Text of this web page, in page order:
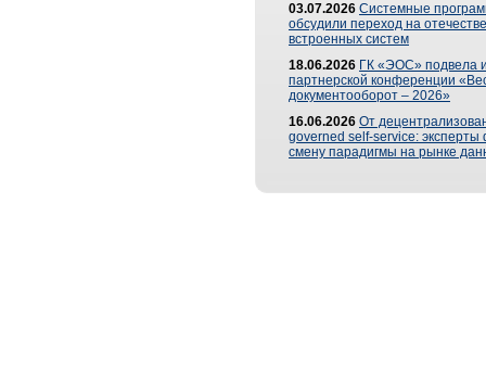
03.07.2026 Системные
обсудили переход на
встроенных систем
18.06.2026 ГК «ЭОС» подвела
партнерской конференции
документооборот – 2026»
16.06.2026 От
governed self-service: эксперты
смену парадигмы на рынке